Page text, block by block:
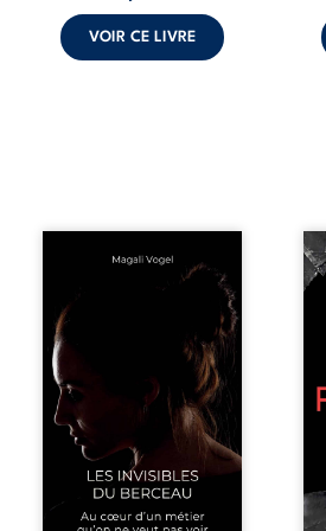
VOIR CE LIVRE
Qui prend soin de
celles et ceux
confions nos
enfants ? Derrière
la douceur
apparente des
maisons d’accueil
se joue une réalité
que nul ne
soupçonne :
rémunérations
dérisoires,
solitude,